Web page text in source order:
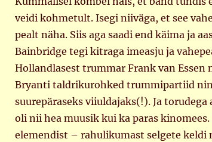
veidi kohmetult. Isegi niiväga, et see
pealt näha. Siis aga saadi end käima ja
Bainbridge tegi kitraga imeasju ja
Hollandlasest trummar Frank van Essen
Bryanti taldrikurohked trummipartiid
suurepäraseks viiuldajaks(!). Ja
oli nii hea muusik kui ka paras
elemendist – rahulikumast selgete keldi